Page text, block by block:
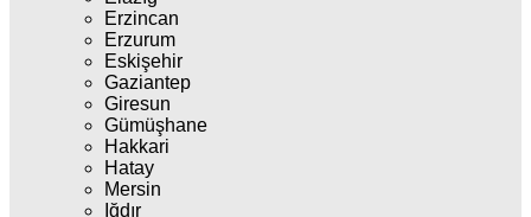
Erzincan
Erzurum
Eskişehir
Gaziantep
Giresun
Gümüşhane
Hakkari
Hatay
Mersin
Iğdır